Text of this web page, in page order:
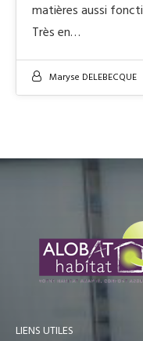
matières aussi
Très en…
Maryse DELEBECQUE
LIENS UTILES